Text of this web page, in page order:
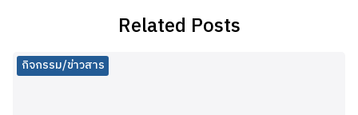
Related Posts
กิจกรรม/ข่าวสาร